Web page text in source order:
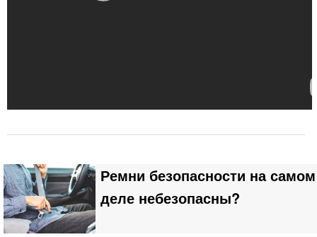
Ремни безопасности на самом
деле небезопасны?